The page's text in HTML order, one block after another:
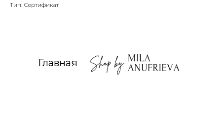
Тип: Сертификат
Главная